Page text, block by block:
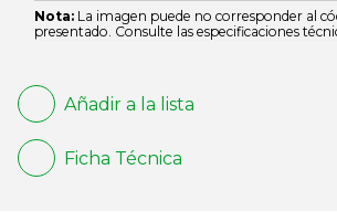
Nota: La imagen puede no corresponder al
presentado. Consulte las especificaciones
Añadir a la lista
Ficha Técnica